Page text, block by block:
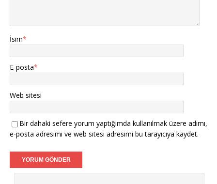
İsim*
E-posta*
Web sitesi
Bir dahaki sefere yorum yaptığımda kullanılmak üzere adımı,
e-posta adresimi ve web sitesi adresimi bu tarayıcıya kaydet.